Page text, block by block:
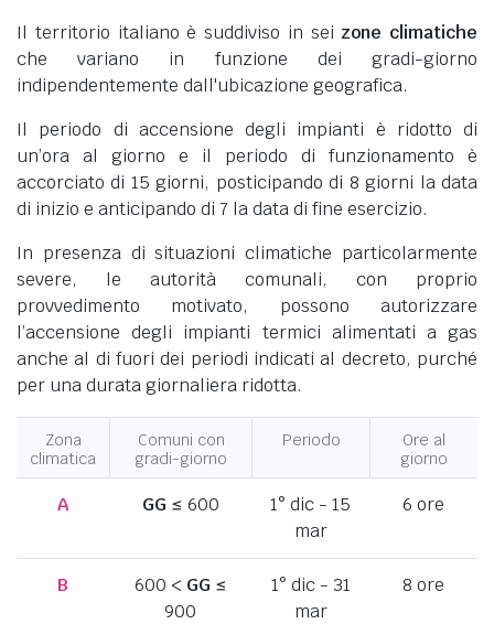
Il territorio italiano è suddiviso in sei zone climatiche
che variano in funzione dei gradi-giorno
indipendentemente dall'ubicazione geografica.
Il periodo di accensione degli impianti è ridotto di
un’ora al giorno e il periodo di funzionamento è
accorciato di 15 giorni, posticipando di 8 giorni la data
di inizio e anticipando di 7 la data di fine esercizio.
In presenza di situazioni climatiche particolarmente
severe, le autorità comunali, con proprio
provvedimento motivato, possono autorizzare
l’accensione degli impianti termici alimentati a gas
anche al di fuori dei periodi indicati al decreto, purché
per una durata giornaliera ridotta.
Zona
climatica
Comuni con
gradi-giorno
Periodo
Ore al
giorno
A GG ≤ 600
1° dic - 15
mar
6 ore
B 600 < GG ≤
900
1° dic - 31
mar
8 ore